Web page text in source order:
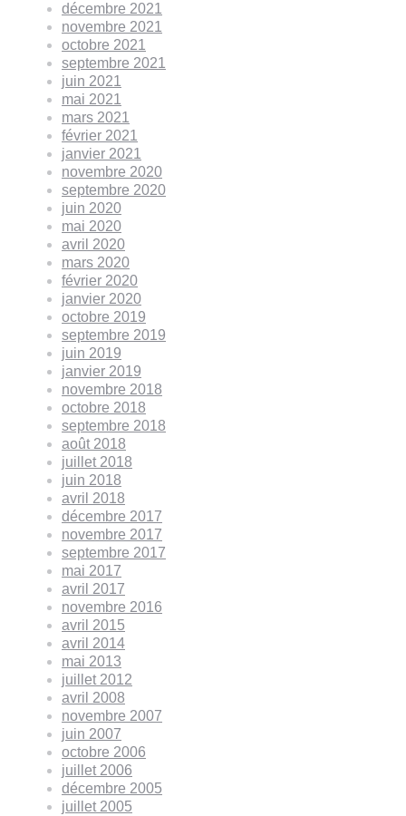
décembre 2021
novembre 2021
octobre 2021
septembre 2021
juin 2021
mai 2021
mars 2021
février 2021
janvier 2021
novembre 2020
septembre 2020
juin 2020
mai 2020
avril 2020
mars 2020
février 2020
janvier 2020
octobre 2019
septembre 2019
juin 2019
janvier 2019
novembre 2018
octobre 2018
septembre 2018
août 2018
juillet 2018
juin 2018
avril 2018
décembre 2017
novembre 2017
septembre 2017
mai 2017
avril 2017
novembre 2016
avril 2015
avril 2014
mai 2013
juillet 2012
avril 2008
novembre 2007
juin 2007
octobre 2006
juillet 2006
décembre 2005
juillet 2005